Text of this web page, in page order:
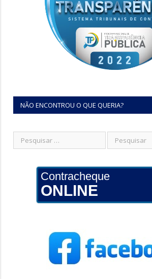
NÃO ENCONTROU O QUE QUERIA?
Contracheque
ONLINE